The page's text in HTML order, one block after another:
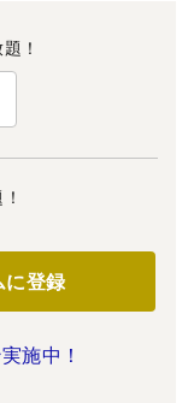
！
に登録
施中！